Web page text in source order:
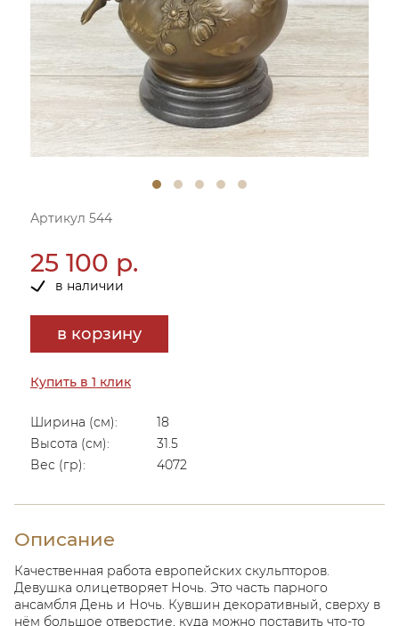
Артикул 544
25 100 р.
в наличии
в корзину
Купить в 1 клик
Ширина (см):
18
Высота (см):
31.5
Вес (гр):
4072
Описание
Качественная работа европейских скульпторов.
Девушка олицетворяет Ночь. Это часть парного
ансамбля День и Ночь. Кувшин декоративный, сверху в
нём большое отверстие, куда можно поставить что-то